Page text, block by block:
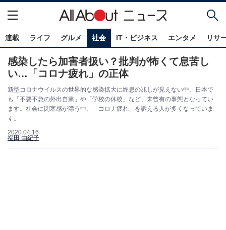
連載 ライフ グルメ 社会 IT・ビジネス エンタメ リサ
感染したら加害者扱い？批判が怖くて息苦し
い…「コロナ疲れ」の正体
新型コロナウイルスの世界的な感染拡大に終息の兆しが見えない中、日本で
も「不要不急の外出自粛」や「学校の休校」など、未曾有の事態となってい
ます。社会に閉塞感が漂う中、「コロナ疲れ」を訴える人が多くなっていま
す。
2020.04.16
福田 由紀子